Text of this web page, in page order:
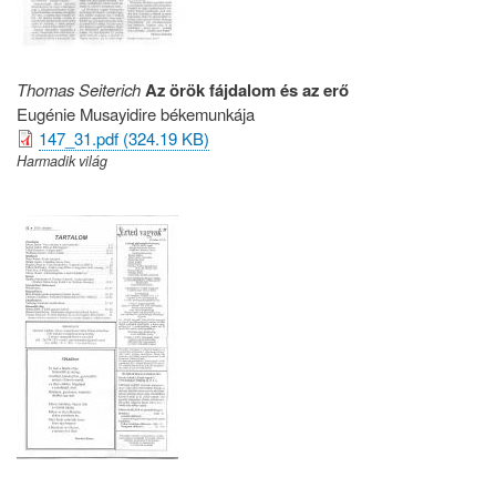
Thomas SeiterichAz örök fájdalom és az erő
Eugénie Musayidire békemunkája
147_31.pdf (324.19 KB)
Harmadik világ